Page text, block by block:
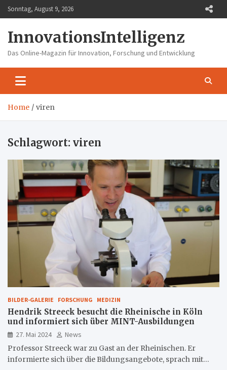
Skip
to
Sonntag, August 9, 2026
InnovationsIntelligenz
Das Online-Magazin für Innovation, Forschung und Entwicklung
Home viren
Schlagwort: viren
BILDER-GALERIE FORSCHUNG MEDIZIN
Hendrik Streeck besucht die Rheinische in Köln
und informiert sich über MINT-Ausbildungen
27. Mai 2024
News
Professor Streeck war zu Gast an der Rheinischen. Er
informierte sich über die Bildungsangebote, sprach mit…